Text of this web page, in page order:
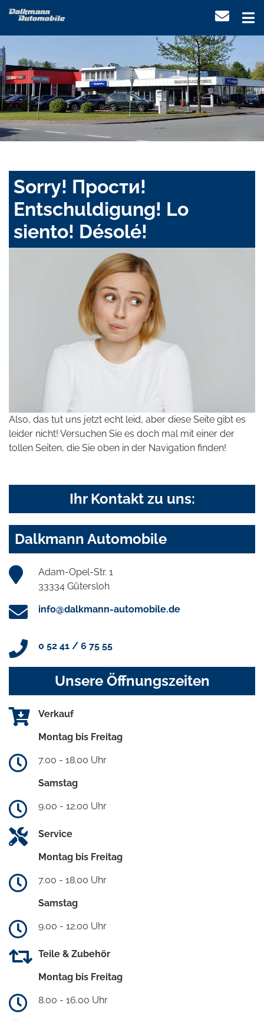
Sorry! Прости!
Entschuldigung! Lo
siento! Désolé!
Also, das tut uns jetzt echt leid, aber diese Seite gibt es
leider nicht! Versuchen Sie es doch mal mit einer der
tollen Seiten, die Sie oben in der Navigation finden!
Ihr Kontakt zu uns:
Dalkmann Automobile
Adam-Opel-Str. 1
33334 Gütersloh
info@dalkmann-automobile.de
0 52 41 / 6 75 55
Unsere Öffnungszeiten
Verkauf
Montag bis Freitag
7.00 - 18.00 Uhr
Samstag
9.00 - 12.00 Uhr
Service
Montag bis Freitag
7.00 - 18.00 Uhr
Samstag
9.00 - 12.00 Uhr
Teile & Zubehör
Montag bis Freitag
8.00 - 16.00 Uhr